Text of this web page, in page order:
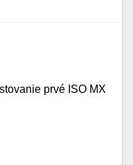
prvé ISO MX